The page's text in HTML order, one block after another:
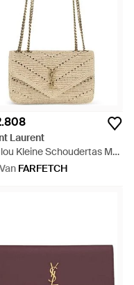
Laurent
Kleine Schoudertas Met
Effect - Wit
Van FARFETCH